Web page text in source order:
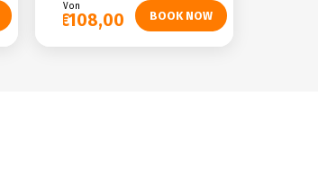
Von
€108,00